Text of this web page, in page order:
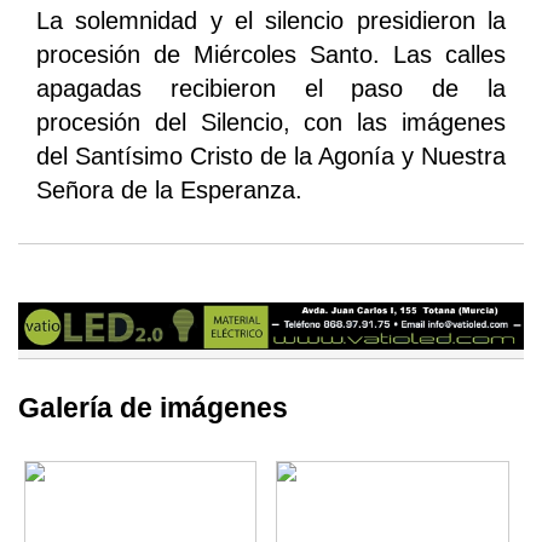
La solemnidad y el silencio presidieron la
procesión de Miércoles Santo. Las calles
apagadas recibieron el paso de la
procesión del Silencio, con las imágenes
del Santísimo Cristo de la Agonía y Nuestra
Señora de la Esperanza.
Galería de imágenes